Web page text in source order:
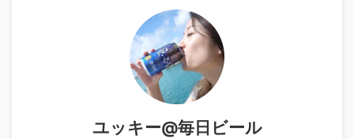
ユッキー@毎日ビール